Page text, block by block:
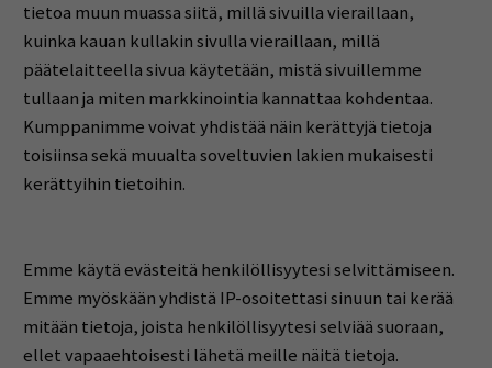
tietoa muun muassa siitä, millä sivuilla vieraillaan,
kuinka kauan kullakin sivulla vieraillaan, millä
päätelaitteella sivua käytetään, mistä sivuillemme
tullaan ja miten markkinointia kannattaa kohdentaa.
Kumppanimme voivat yhdistää näin kerättyjä tietoja
toisiinsa sekä muualta soveltuvien lakien mukaisesti
kerättyihin tietoihin.
Emme käytä evästeitä henkilöllisyytesi selvittämiseen.
Emme myöskään yhdistä IP-osoitettasi sinuun tai kerää
mitään tietoja, joista henkilöllisyytesi selviää suoraan,
ellet vapaaehtoisesti lähetä meille näitä tietoja.